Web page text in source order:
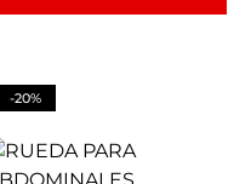
-20%